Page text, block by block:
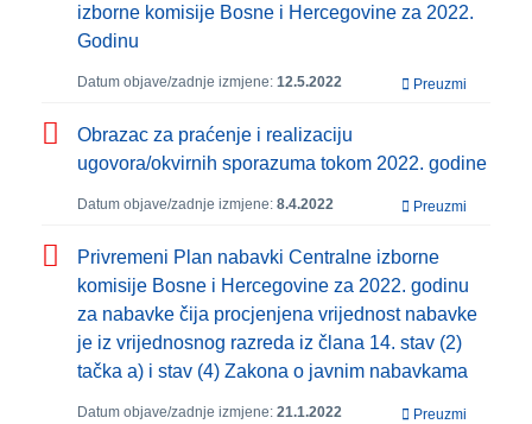
izborne komisije Bosne i Hercegovine za 2022.
Godinu
Datum objave/zadnje izmjene: 12.5.2022 Preuzmi
Obrazac za praćenje i realizaciju
ugovora/okvirnih sporazuma tokom 2022. godine
Datum objave/zadnje izmjene: 8.4.2022 Preuzmi
Privremeni Plan nabavki Centralne izborne
komisije Bosne i Hercegovine za 2022. godinu
za nabavke čija procjenjena vrijednost nabavke
je iz vrijednosnog razreda iz člana 14. stav (2)
tačka a) i stav (4) Zakona o javnim nabavkama
Datum objave/zadnje izmjene: 21.1.2022 Preuzmi